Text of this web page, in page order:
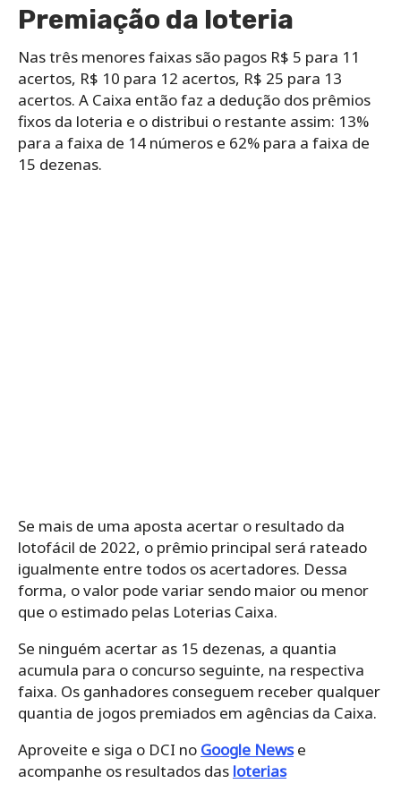
Premiação da loteria
Nas três menores faixas são pagos R$ 5 para 11
acertos, R$ 10 para 12 acertos, R$ 25 para 13
acertos. A Caixa então faz a dedução dos prêmios
fixos da loteria e o distribui o restante assim: 13%
para a faixa de 14 números e 62% para a faixa de
15 dezenas.
Se mais de uma aposta acertar o resultado da
lotofácil de 2022, o prêmio principal será rateado
igualmente entre todos os acertadores. Dessa
forma, o valor pode variar sendo maior ou menor
que o estimado pelas Loterias Caixa.
Se ninguém acertar as 15 dezenas, a quantia
acumula para o concurso seguinte, na respectiva
faixa. Os ganhadores conseguem receber qualquer
quantia de jogos premiados em agências da Caixa.
Aproveite e siga o DCI no Google Newse
acompanhe os resultados das loterias